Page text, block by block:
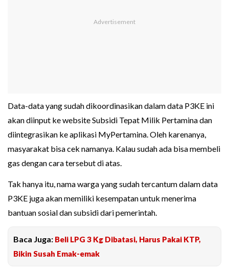
Data-data yang sudah dikoordinasikan dalam data P3KE ini
akan diinput ke website Subsidi Tepat Milik Pertamina dan
diintegrasikan ke aplikasi MyPertamina. Oleh karenanya,
masyarakat bisa cek namanya. Kalau sudah ada bisa membeli
gas dengan cara tersebut di atas.
Tak hanya itu, nama warga yang sudah tercantum dalam data
P3KE juga akan memiliki kesempatan untuk menerima
bantuan sosial dan subsidi dari pemerintah.
Baca Juga: Beli LPG 3 Kg Dibatasi, Harus Pakai KTP,
Bikin Susah Emak-emak